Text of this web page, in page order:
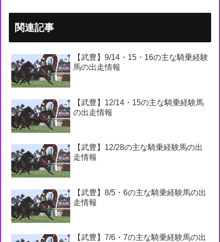
関連記事
【武豊】9/14・15・16の主な騎乗経験
馬の出走情報
【武豊】12/14・15の主な騎乗経験馬
の出走情報
【武豊】12/28の主な騎乗経験馬の出
走情報
【武豊】8/5・6の主な騎乗経験馬の出
走情報
【武豊】7/6・7の主な騎乗経験馬の出